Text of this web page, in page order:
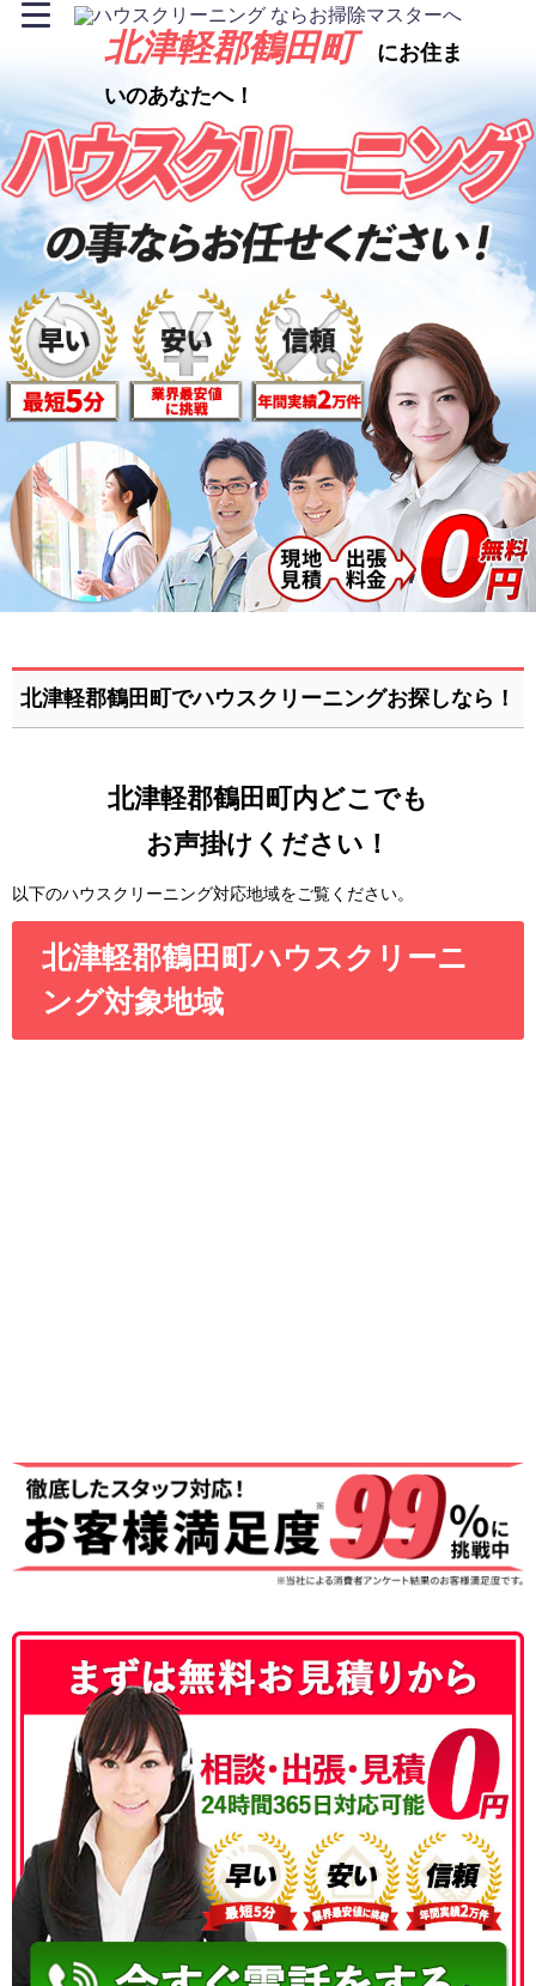
北津軽郡鶴田町 にお住ま
いのあなたへ！
北津軽郡鶴田町でハウスクリーニングお探しなら！
北津軽郡鶴田町内どこでも
お声掛けください！
以下のハウスクリーニング対応地域をご覧ください。
北津軽郡鶴田町ハウスクリーニ
ング対象地域
050-3177-5687